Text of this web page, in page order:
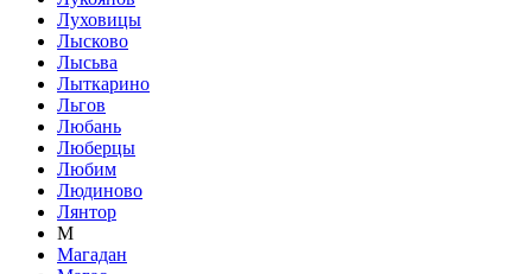
Луховицы
Лысково
Лысьва
Лыткарино
Льгов
Любань
Люберцы
Любим
Людиново
Лянтор
М
Магадан